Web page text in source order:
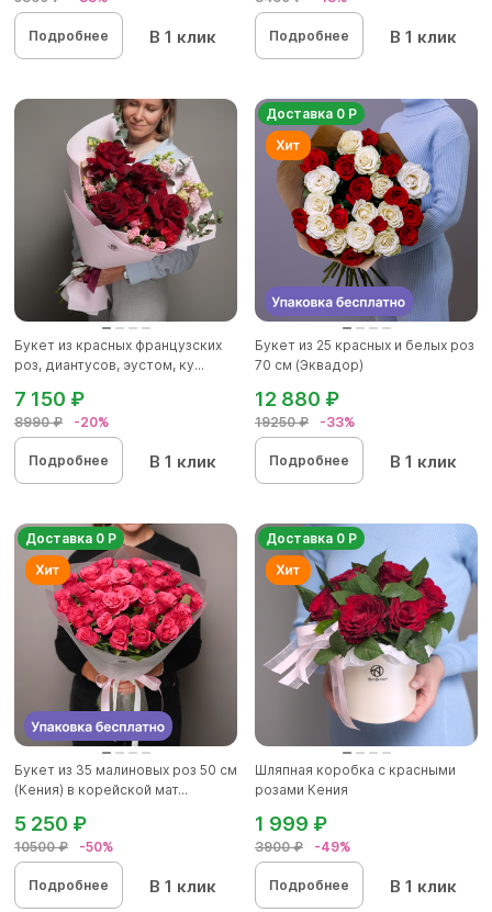
Подробнее В 1 клик Подробнее В 1 клик
Букет из красных французских
роз, диантусов, эустом, ку...
8990 ₽ -20%
7 150 ₽
Подробнее В 1 клик
Доставка 0 Р
Букет из 25 красных и белых роз
70 см (Эквадор)
19250 ₽ -33%
12 880 ₽
Подробнее В 1 клик
Доставка 0 Р
Букет из 35 малиновых роз 50 см
(Кения) в корейской мат...
10500 ₽ -50%
5 250 ₽
Подробнее В 1 клик
Доставка 0 Р
Шляпная коробка с красными
розами Кения
3900 ₽ -49%
1 999 ₽
Подробнее В 1 клик